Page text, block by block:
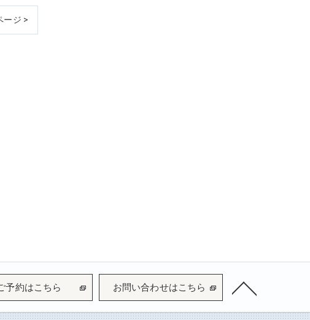
ージ >
予約はこちら お問い合わせはこちら